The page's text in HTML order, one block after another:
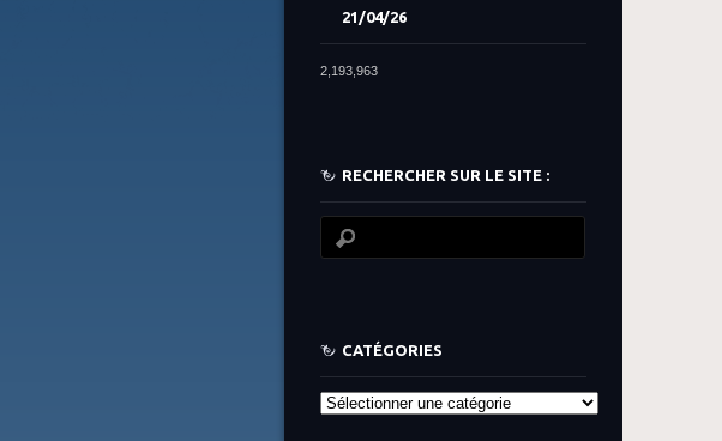
21/04/26
2,193,963
RECHERCHER SUR LE SITE :
CATÉGORIES
Catégories